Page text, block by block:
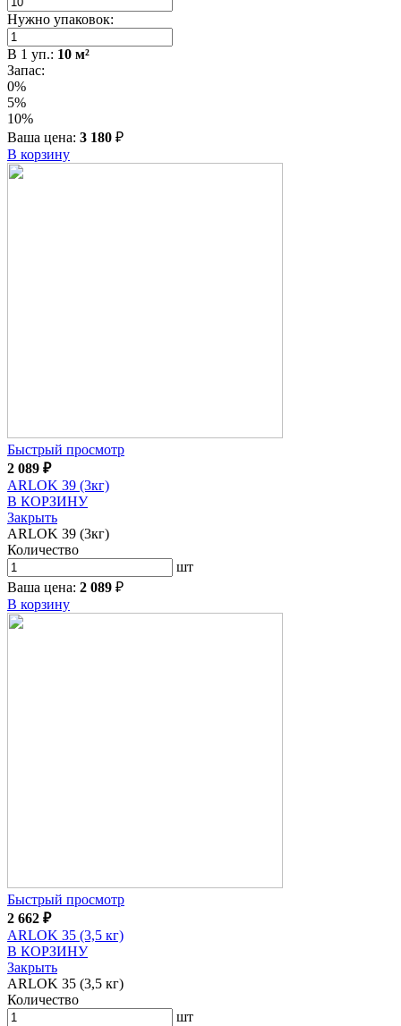
Нужно упаковок:
В 1 уп.: 10 м²
Запас:
0%
5%
10%
Ваша цена: 3 180 ₽
В корзину
Быстрый просмотр
2 089 ₽
ARLOK 39 (3кг)
В КОРЗИНУ
Закрыть
ARLOK 39 (3кг)
Количество
шт
Ваша цена: 2 089 ₽
В корзину
Быстрый просмотр
2 662 ₽
ARLOK 35 (3,5 кг)
В КОРЗИНУ
Закрыть
ARLOK 35 (3,5 кг)
Количество
шт